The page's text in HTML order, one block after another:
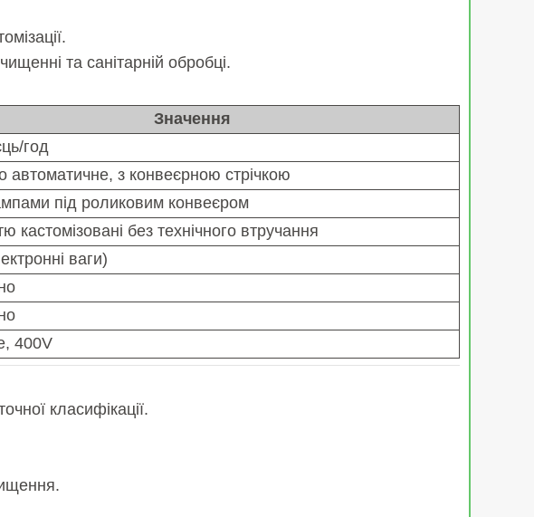
та санітарній обробці.
Значення
год
автоматичне, з конвеєрною стрічкою
під роликовим конвеєром
кастомізовані без технічного втручання
ваги)
400V
класифікації.